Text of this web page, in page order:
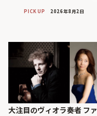
PICK UP 2026年8月2日
大注目のヴィオラ奏者 ファ